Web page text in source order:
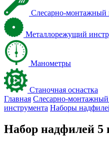
Слесарно-монтажный
Металлорежущий
Манометры
Станочная оснастка
Главная Слесарно-
инструмента Наборы
Набор надфилей